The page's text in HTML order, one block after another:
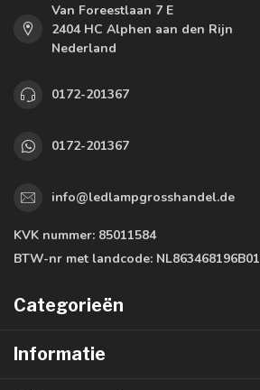
Van Foreestlaan 7 E
2404 HC Alphen aan den Rijn
Nederland
0172-201367
0172-201367
info@ledlampgrosshandel.de
KVK nummer: 85011584
BTW-nr met landcode: NL863468196B01
Categorieën
Informatie